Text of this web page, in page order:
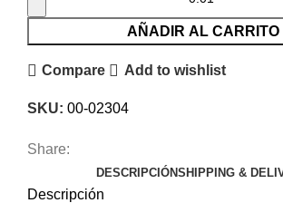
AÑADIR AL CARRITO
Compare Add to wishlist
SKU: 00-02304
Share:
DESCRIPCIÓNSHIPPING &
Descripción